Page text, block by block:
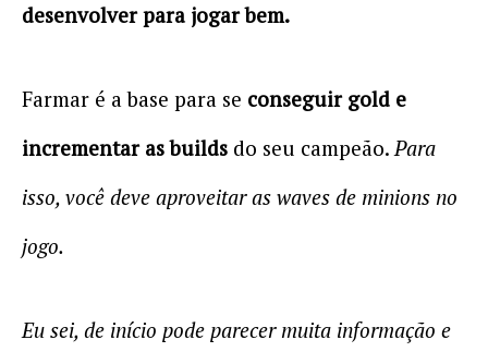
desenvolver para jogar bem.
Farmar é a base para se conseguir gold e
incrementar as builds do seu campeão.Para
isso, você deve aproveitar as waves de minions no
jogo.
Eu sei, de início pode parecer muita informação e